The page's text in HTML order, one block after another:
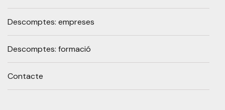
Descomptes: empreses
Descomptes: formació
Contacte